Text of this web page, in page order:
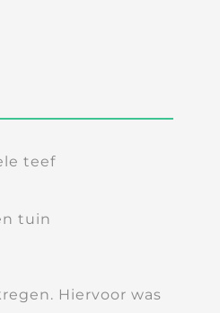
teef
tuin
Hiervoor was